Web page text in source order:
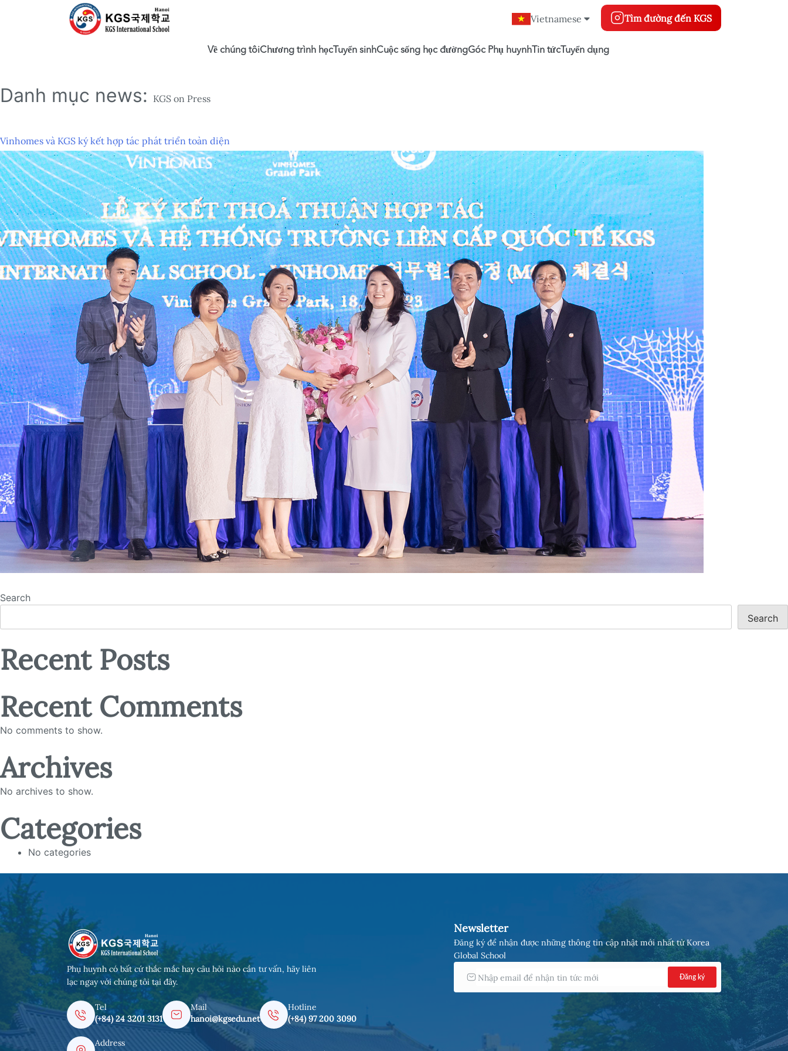
Vietnamese Tìm đường đến KGS
Về chúng tôiChương trình họcTuyển sinhCuộc sống học đườngGóc Phụ huynhTin tứcTuyển dụng
Danh mục news: KGS on Press
Vinhomes và KGS ký kết hợp tác phát triển toàn diện
Search
Search
Recent Posts
Recent Comments
No comments to show.
Archives
No archives to show.
Categories
No categories
Phụ huynh có bất cứ thắc mắc hay câu hỏi nào cần tư vấn, hãy liên
lạc ngay với chúng tôi tại đây.
Tel
(+84) 24 3201 3131
Mail
hanoi@kgsedu.net
Hotline
(+84) 97 200 3090
Address
Newsletter
Đăng ký để nhận được những thông tin cập nhật mới nhất từ Korea
Global School